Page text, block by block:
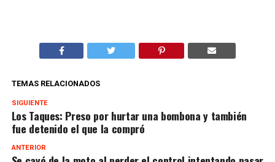
TEMAS RELACIONADOS
SIGUIENTE
Los Taques: Preso por hurtar una bombona y también
fue detenido el que la compró
ANTERIOR